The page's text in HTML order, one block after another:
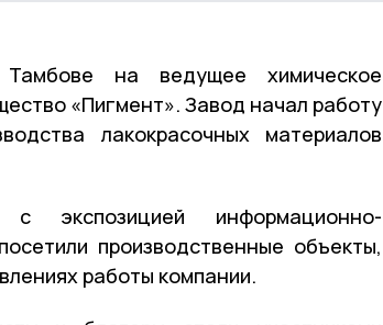
на ведущее химическое
«Пигмент». Завод начал работу
лакокрасочных материалов
с экспозицией информационно-
производственные объекты,
работы компании.